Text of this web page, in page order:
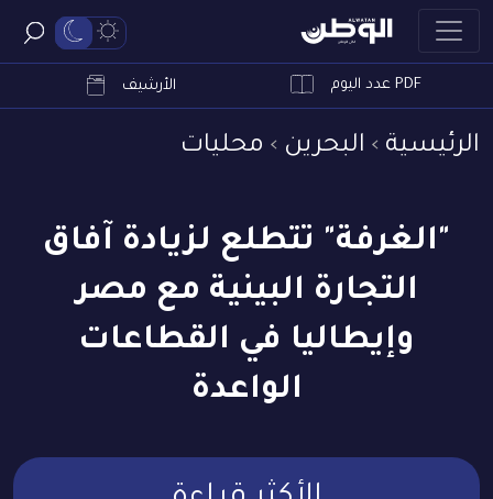
PDF عدد اليوم الأرشيف
الرئيسية البحرين محليات
"الغرفة" تتطلع لزيادة آفاق
التجارة البينية مع مصر
وإيطاليا في القطاعات
الواعدة